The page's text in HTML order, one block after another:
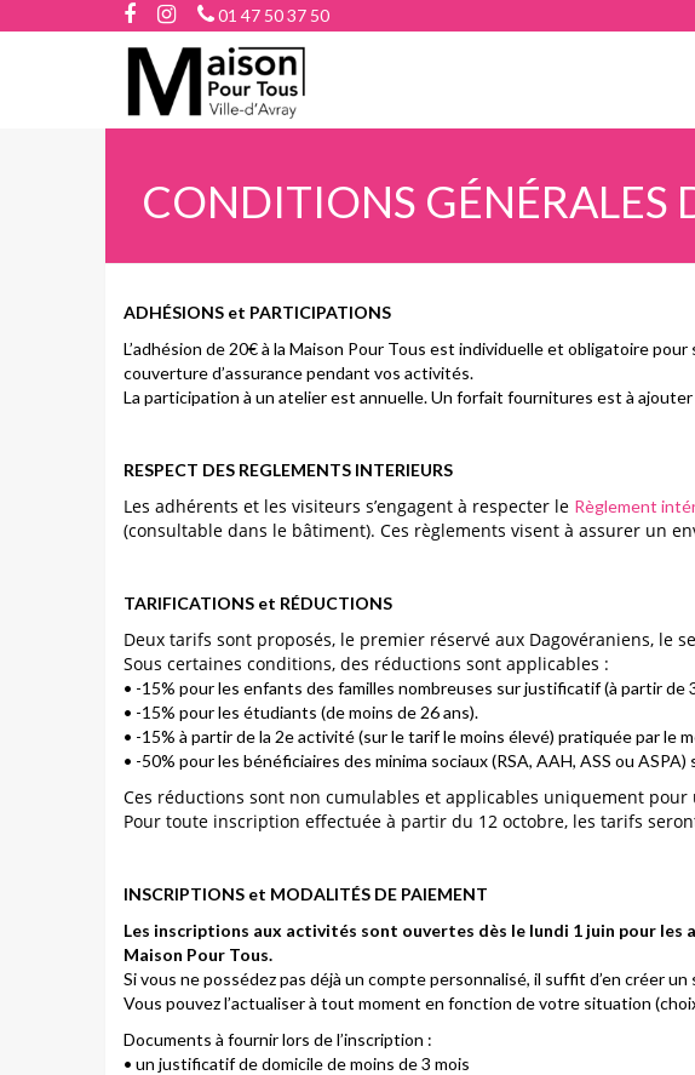
01 47 50 37 50
CONDITIONS GÉNÉRALES
ADHÉSIONS et PARTICIPATIONS
L’adhésion de 20€ à la Maison Pour Tous est individuelle et obligatoire
couverture d’assurance pendant vos activités.
La participation à un atelier est annuelle. Un forfait fournitures est à
RESPECT DES REGLEMENTS INTERIEURS
Les adhérents et les visiteurs s’engagent à respecter le Règlement
(consultable dans le bâtiment). Ces règlements visent à assurer un
TARIFICATIONS et RÉDUCTIONS
Deux tarifs sont proposés, le premier réservé aux Dagovéraniens, le
Sous certaines conditions, des réductions sont applicables :
• -15% pour les enfants des familles nombreuses sur justificatif (à partir de
• -15% pour les étudiants (de moins de 26 ans).
• -15% à partir de la 2e activité (sur le tarif le moins élevé) pratiquée par le
• -50% pour les bénéficiaires des minima sociaux (RSA, AAH, ASS ou
Ces réductions sont non cumulables et applicables uniquement
Pour toute inscription effectuée à partir du 12 octobre, les tarifs
INSCRIPTIONS et MODALITÉS DE PAIEMENT
Les inscriptions aux activités sont ouvertes dès le lundi 1 juin pour
Maison Pour Tous.
Si vous ne possédez pas déjà un compte personnalisé, il suffit d’en créer
Vous pouvez l’actualiser à tout moment en fonction de votre situation
Documents à fournir lors de l’inscription :
• un justificatif de domicile de moins de 3 mois